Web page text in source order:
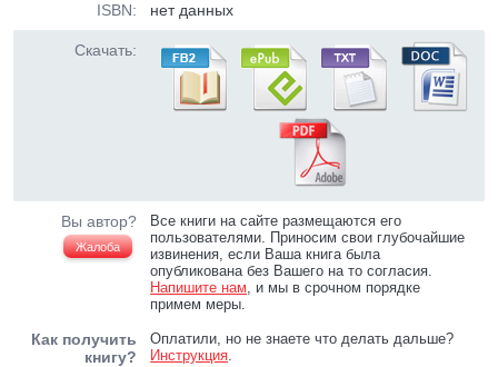
ISBN: нет данных
Скачать:
Вы автор?
Жалоба
Все книги на сайте размещаются его
пользователями. Приносим свои глубочайшие
извинения, если Ваша книга была
опубликована без Вашего на то согласия.
Напишите нам, и мы в срочном порядке
примем меры.
Как получить
книгу?
Оплатили, но не знаете что делать дальше?
Инструкция.